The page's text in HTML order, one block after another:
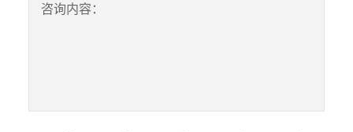
咨询内容：